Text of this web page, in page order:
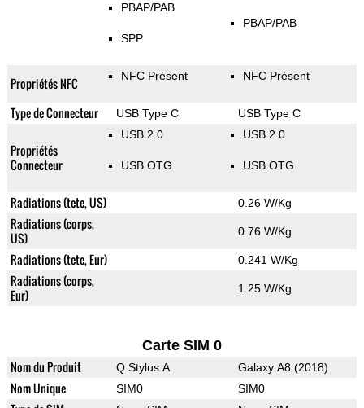
PBAP/PAB
SPP
PBAP/PAB
Propriétés NFC NFC Présent NFC Présent
Type de Connecteur USB Type C USB Type C
Propriétés
Connecteur
USB 2.0
USB OTG
USB 2.0
USB OTG
Radiations (tete, US) 0.26 W/Kg
Radiations (corps,
US)
0.76 W/Kg
Radiations (tete, Eur) 0.241 W/Kg
Radiations (corps,
Eur)
1.25 W/Kg
Carte SIM 0
Nom du Produit Q Stylus A Galaxy A8 (2018)
Nom Unique SIM0 SIM0